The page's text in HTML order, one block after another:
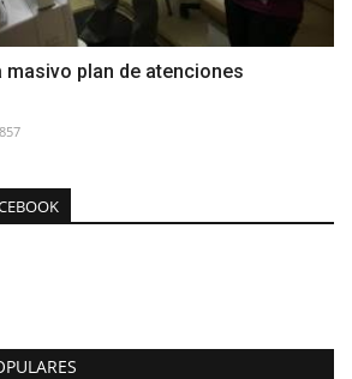
masivo plan de atenciones
857